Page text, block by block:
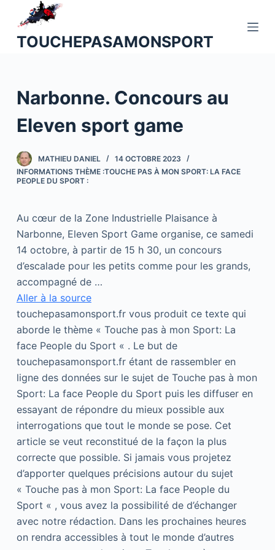
o
n
n
u
TOUCHEPASAMONSPORT
Narbonne. Concours au
Eleven sport game
MATHIEU DANIEL
14 OCTOBRE 2023
INFORMATIONS THÈME :TOUCHE PAS À MON SPORT: LA FACE
PEOPLE DU SPORT :
Au cœur de la Zone Industrielle Plaisance à
Narbonne, Eleven Sport Game organise, ce samedi
14 octobre, à partir de 15 h 30, un concours
d’escalade pour les petits comme pour les grands,
accompagné de …
Aller à la source
touchepasamonsport.fr vous produit ce texte qui
aborde le thème « Touche pas à mon Sport: La
face People du Sport « . Le but de
touchepasamonsport.fr étant de rassembler en
ligne des données sur le sujet de Touche pas à mon
Sport: La face People du Sport puis les diffuser en
essayant de répondre du mieux possible aux
interrogations que tout le monde se pose. Cet
article se veut reconstitué de la façon la plus
correcte que possible. Si jamais vous projetez
d’apporter quelques précisions autour du sujet
« Touche pas à mon Sport: La face People du
Sport « , vous avez la possibilité de d’échanger
avec notre rédaction. Dans les prochaines heures
on rendra accessibles à tout le monde d’autres